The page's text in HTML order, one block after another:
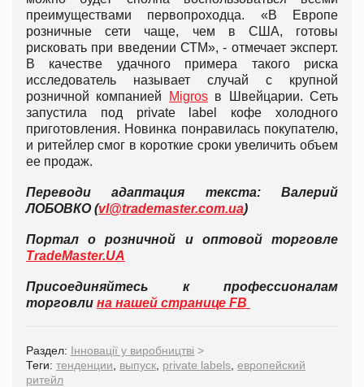
преимуществами первопроходца. «В Европе
розничные сети чаще, чем в США, готовы
рисковать при введении СТМ», - отмечает эксперт.
В качестве удачного примера такого риска
исследователь называет случай с крупной
розничной компанией
Migrosв Швейцарии. Сеть
запустила под private label кофе холодного
приготовления. Новинка понравилась покупателю,
и ритейлер смог в короткие сроки увеличить объем
ее продаж.
Переводи адаптация текста: Валерий
ЛОБОВКО (vl@trademaster.com.ua)
Портал о розничной и оптовой торговле
TradeMaster.UA
Присоединяйтесь к профессионалам
торговли на нашей странице FB
Раздел: Інновації у виробництві >
Теги: тенденции выпуск private labels европейский
ритейл